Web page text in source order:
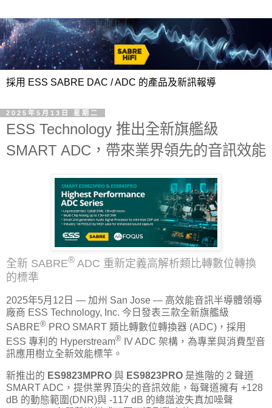
採用 ESS SABRE DAC / ADC 的產品及新訊報導
2025年5月13日 星期二
ESS Technology 推出全新旗艦級
SMART ADC，帶來業界領先的音訊效能
全新 SABRE® ADC 重新定義高解析類比轉數位轉換
的標準
2025年5月12日 — 加州 San Jose — 高效能音訊半導體領導
廠商 ESS Technology, Inc. 今日發表三款全新旗艦級
SABRE® PRO SMART 類比轉數位轉換器 (ADC)，採用
ESS 專利的 Hyperstream® IV ADC 架構，為專業與消費型音
訊應用樹立全新效能標竿。
新推出的 ES9823MPRO 與 ES9823PRO 是進階的 2 聲道
SMART ADC，提供業界頂尖的音訊效能，每聲道擁有 +128
dB 的動態範圍(DNR)與 -117 dB 的總諧波失真加噪聲